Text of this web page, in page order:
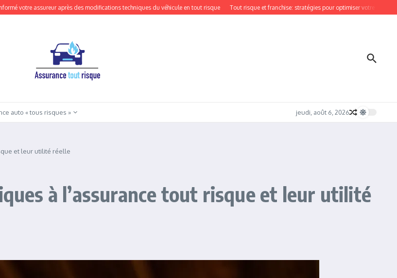
assureur après des modifications techniques du véhicule en tout risque Tout risque et franchise: stratégies pour optimiser votre prime sans
auto « tous risques » jeudi, août 6, 2026
et leur utilité réelle
à l’assurance tout risque et leur utilité